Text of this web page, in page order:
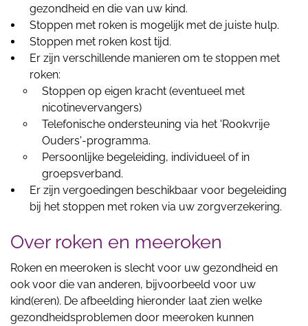
gezondheid en die van uw kind.
Stoppen met roken is mogelijk met de juiste hulp.
Stoppen met roken kost tijd.
Er zijn verschillende manieren om te stoppen met
roken:
Stoppen op eigen kracht (eventueel met
nicotinevervangers)
Telefonische ondersteuning via het 'Rookvrije
Ouders'-programma.
Persoonlijke begeleiding, individueel of in
groepsverband.
Er zijn vergoedingen beschikbaar voor begeleiding
bij het stoppen met roken via uw zorgverzekering.
Over roken en meeroken
Roken en meeroken is slecht voor uw gezondheid en
ook voor die van anderen, bijvoorbeeld voor uw
kind(eren). De afbeelding hieronder laat zien welke
gezondheidsproblemen door meeroken kunnen